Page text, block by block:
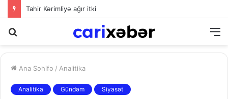
Tahir Kərimliyə ağır itki
Ana Səhifə / Analitika
Analitika Gündəm Siyasət